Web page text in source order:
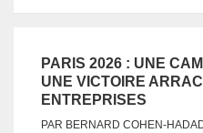
PARIS 2026 : UNE
UNE VICTOIRE
ENTREPRISES
PAR BERNARD COHEN-